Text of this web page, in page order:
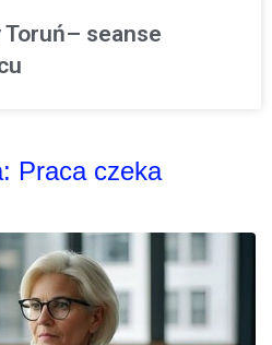
Toruń– seanse
Praca czeka